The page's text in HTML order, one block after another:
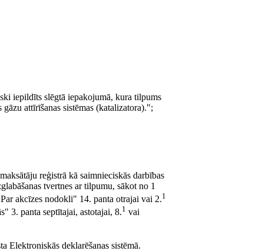
iepildīts slēgtā iepakojumā, kura tilpums
attīrīšanas sistēmas (katalizatora).";
reģistrā kā saimnieciskās darbības
tvertnes ar tilpumu, sākot no 1
akcīzes nodokli" 14. panta otrajai vai 2.1
3. panta septītajai, astotajai, 8.1 vai
Elektroniskās deklarēšanas sistēmā.